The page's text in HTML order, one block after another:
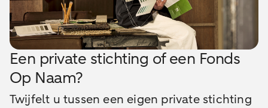
Een private stichting of een Fonds
Op Naam?
Twijfelt u tussen een eigen private stichting